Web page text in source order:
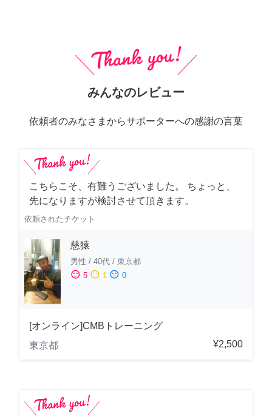
みんなのレビュー
依頼者のみなさまからサポーターへの感謝の言葉
こちらこそ、有難うございました。 ちょっと、
先になりますが検討させて頂きます。
依頼されたチケット
慈猿
男性 / 40代 / 東京都
sentiment_satisfied 5 sentiment_neutral 1 sentiment_dissatisfied 0
[オンライン]CMBトレーニング
東京都
¥2,500